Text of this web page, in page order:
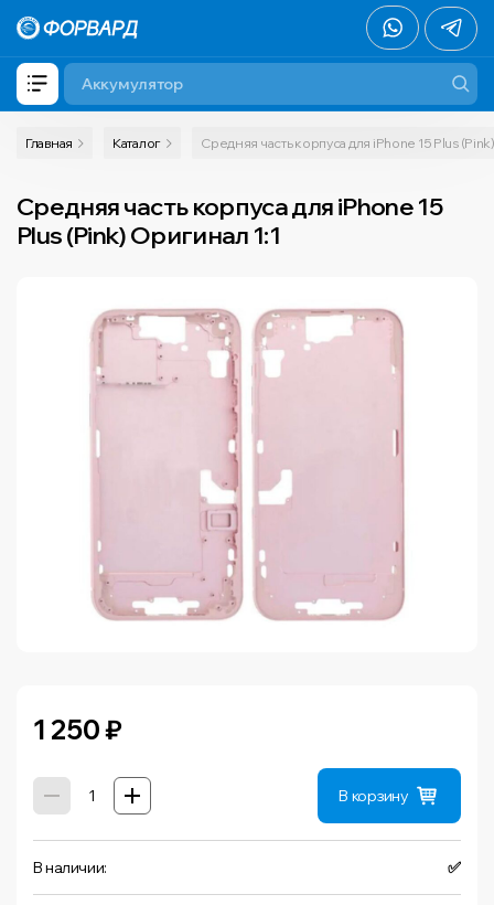
Главная Каталог Средняя часть корпуса для iPhone 15 Plus
Средняя часть корпуса для iPhone 15
Plus (Pink) Оригинал 1:1
1 250₽
В корзину
В наличии: ✅